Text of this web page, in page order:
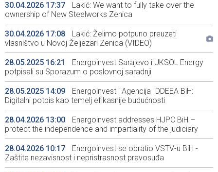
30.04.2026 17:37
Lakić: We want to fully take over the
ownership of New Steelworks Zenica
30.04.2026 17:08
Lakić: Želimo potpuno preuzeti
vlasništvo u Novoj Željezari Zenica (VIDEO)
28.05.2025 16:21
Energoinvest Sarajevo i UKSOL Energy
potpisali su Sporazum o poslovnoj saradnji
28.05.2025 14:09
Energoinvest i Agencija IDDEEA BiH:
Digitalni potpis kao temelj efikasnije budućnosti
28.04.2026 13:00
Energoinvest addresses HJPC BiH –
protect the independence and impartiality of the judiciary
28.04.2026 10:17
Energoinvest se obratio VSTV-u BiH -
Zaštite nezavisnost i nepristrasnost pravosuđa